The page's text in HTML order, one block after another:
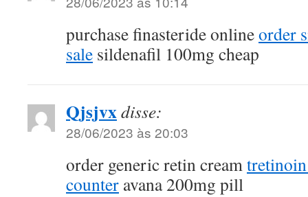
purchase finasteride onlineorder
sale sildenafil 100mg cheap
Qjsjvxdisse:
28/06/2023 às 20:03
order generic retin cream
counter avana 200mg pill